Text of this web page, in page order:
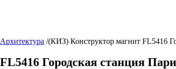
Архитектура /(КИЗ) Конструктор магнит FL5416
Городская станция